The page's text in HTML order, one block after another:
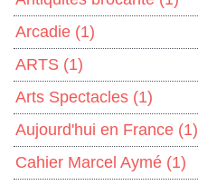
Arcadie (1)
ARTS (1)
Arts Spectacles (1)
Aujourd'hui en France (1)
Cahier Marcel Aymé (1)